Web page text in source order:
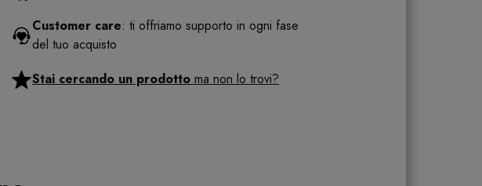
Customer care: ti offriamo supporto in ogni fase
del tuo acquisto
Stai cercando un prodotto ma non lo trovi?